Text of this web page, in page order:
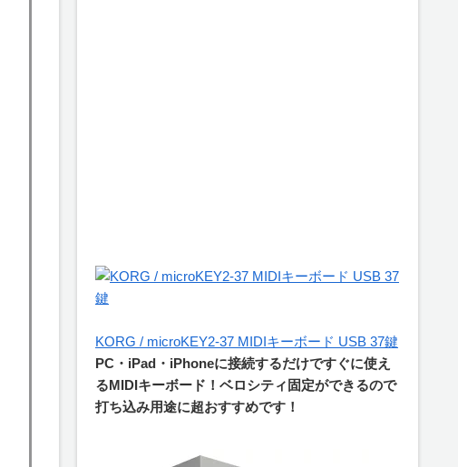
KORG / microKEY2-37 MIDIキーボード USB 37鍵
PC・iPad・iPhoneに接続するだけですぐに使え
るMIDIキーボード！ベロシティ固定ができるので
打ち込み用途に超おすすめです！